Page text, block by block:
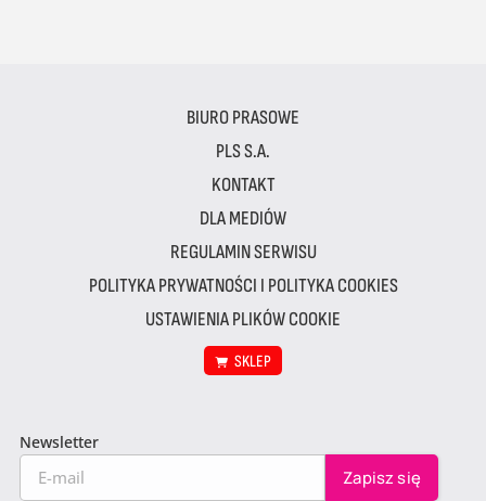
BIURO PRASOWE
PLS S.A.
KONTAKT
DLA MEDIÓW
REGULAMIN SERWISU
POLITYKA PRYWATNOŚCI I POLITYKA COOKIES
USTAWIENIA PLIKÓW COOKIE
SKLEP
Newsletter